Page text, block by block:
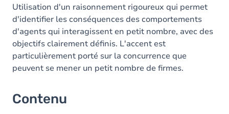
Utilisation d'un raisonnement rigoureux qui permet
d'identifier les conséquences des comportements
d'agents qui interagissent en petit nombre, avec des
objectifs clairement définis. L'accent est
particulièrement porté sur la concurrence que
peuvent se mener un petit nombre de firmes.
Contenu